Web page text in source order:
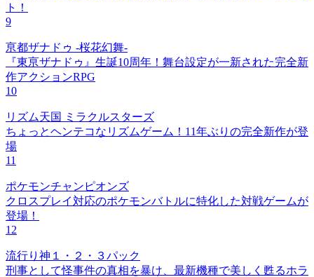
ト！
9
亰都ザナドゥ -桜花幻舞-
『東亰ザナドゥ』生誕10周年！舞台設定が一新された完全新
作アクションRPG
10
リズム天国 ミラクルスターズ
ちょっとヘンテコなリズムゲーム！11年ぶりの完全新作が登
場
11
ポケモンチャンピオンズ
クロスプレイ対応のポケモンバトルに特化した対戦ゲームが
登場！
12
流行り神１・２・３パック
刑事として怪事件の真相を暴け、最新機種で美しく甦るホラ